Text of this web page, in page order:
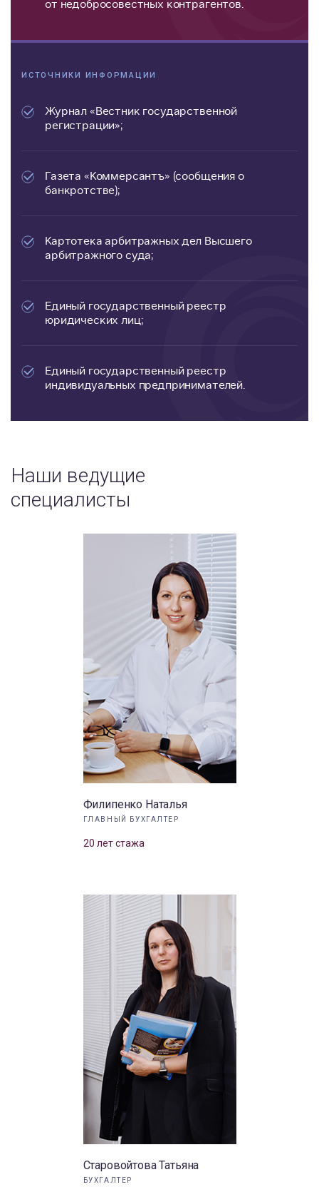
от недобросовестных контрагентов.
ИСТОЧНИКИ ИНФОРМАЦИИ
Журнал «Вестник государственной
регистрации»;
Газета «Коммерсантъ» (сообщения о
банкротстве);
Картотека арбитражных дел Высшего
арбитражного суда;
Единый государственный реестр
юридических лиц;
Единый государственный реестр
индивидуальных предпринимателей.
Наши ведущие
специалисты
Филипенко Наталья
ГЛАВНЫЙ БУХГАЛТЕР
20 лет стажа
Старовойтова Татьяна
БУХГАЛТЕР